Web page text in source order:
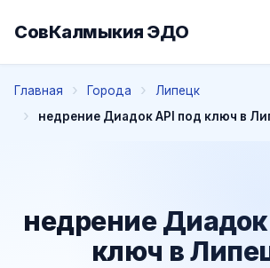
СовКалмыкия ЭДО
Главная Города
Липецк
недрение Диадок API под ключ в
недрение
ключ в